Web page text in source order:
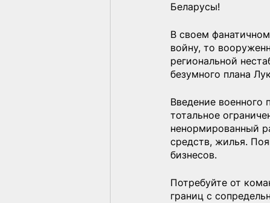
Беларусы!
В своем
войну, то
региональной
безумного плана
Введение военного
тотальное
ненормированный
средств, жилья.
бизнесов.
Потребуйте от
границ с